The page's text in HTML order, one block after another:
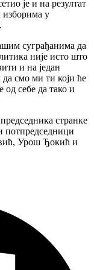
је и на резултат
изборима у
суграђанима да
није исто што
и на један
да смо ми ти који ће
себе да тако и
странке
потпредседници
Урош Ђокић и